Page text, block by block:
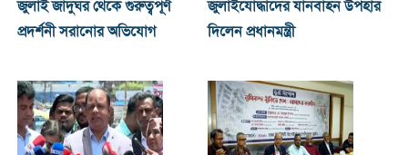
জুলাই জাদুঘর থেকে গুরুত্বপূর্ণ
প্রদর্শনী সরানোর অভিযোগ
জুলাইযোদ্ধাদের যানবাহন উপহার
দিলেন প্রধানমন্ত্রী